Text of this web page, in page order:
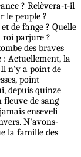
? Relèvera-t-il
le peuple ?
de fange ? Quelle
roi parjure ?
des braves
: Actuellement, la
Il n'y a point de
point
depuis quinze
de sang
enseveli
N'avons-
la famille des